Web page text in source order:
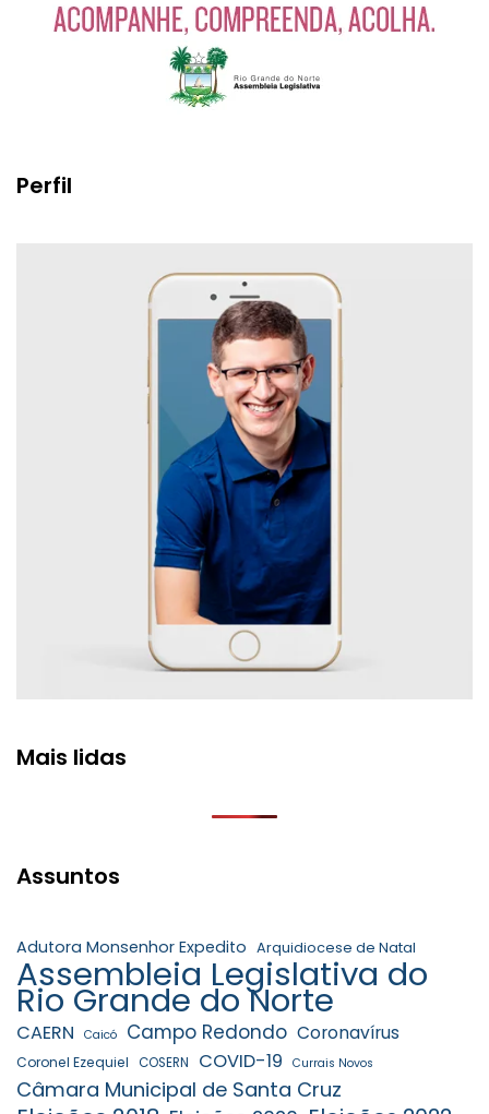
Perfil
Mais lidas
Assuntos
Adutora Monsenhor Expedito Arquidiocese de Natal
Assembleia Legislativa do
Rio Grande do Norte
CAERN Caicó Campo Redondo Coronavírus
Coronel Ezequiel COSERN COVID-19 Currais Novos
Câmara Municipal de Santa Cruz